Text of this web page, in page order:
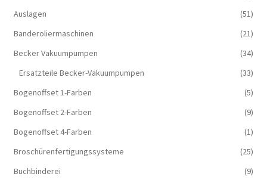
Auslagen
(51)
Banderoliermaschinen
(21)
Becker Vakuumpumpen
(34)
Ersatzteile Becker-Vakuumpumpen
(33)
Bogenoffset 1-Farben
(5)
Bogenoffset 2-Farben
(9)
Bogenoffset 4-Farben
(1)
Broschürenfertigungssysteme
(25)
Buchbinderei
(9)